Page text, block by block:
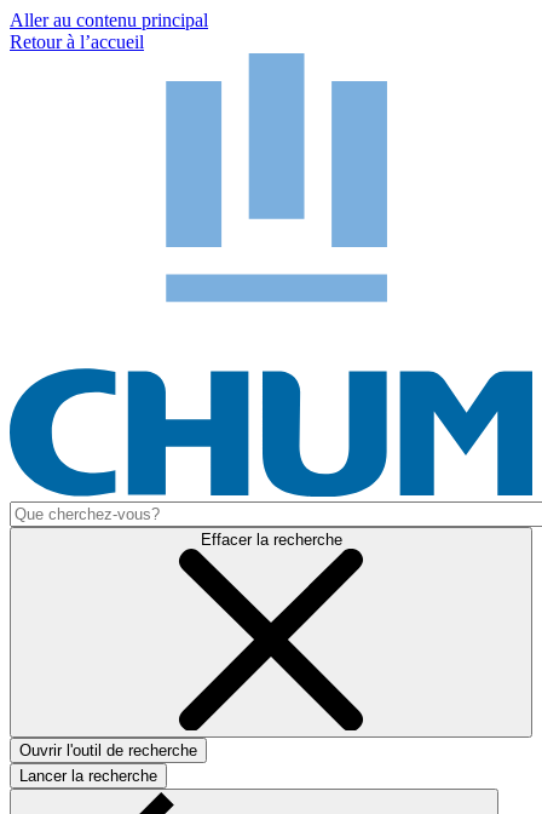
Aller au contenu principal
Retour à l’accueil
Effacer la recherche
Ouvrir l'outil de recherche
Lancer la recherche